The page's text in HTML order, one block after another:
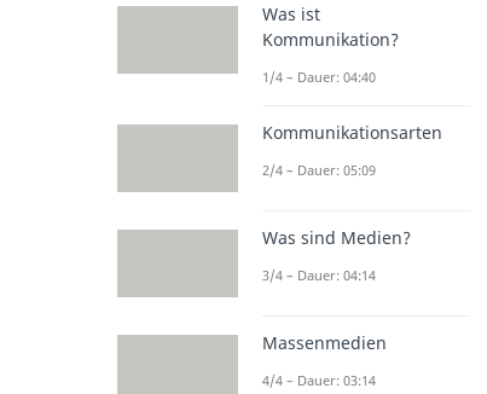
Was ist
Kommunikation?
1/4 – Dauer: 04:40
Kommunikationsarten
2/4 – Dauer: 05:09
Was sind Medien?
3/4 – Dauer: 04:14
Massenmedien
4/4 – Dauer: 03:14